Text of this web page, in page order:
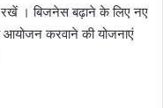
रखें । बिजनेस बढ़ाने के लिए नए
करवाने की योजनाएं